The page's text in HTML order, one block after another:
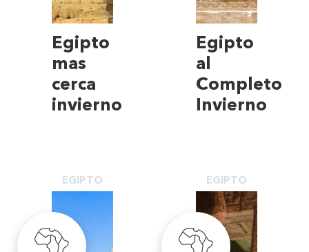
Egipto
mas
cerca
invierno
Egipto
al
Completo
Invierno
EGIPTO EGIPTO